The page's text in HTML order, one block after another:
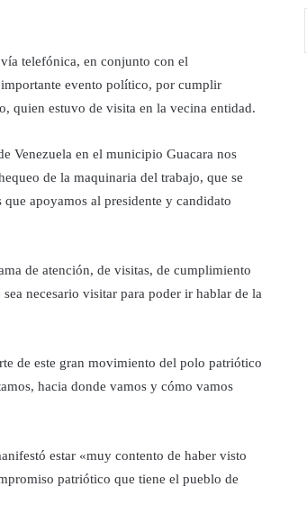
telefónica, en conjunto con el
evento político, por cumplir
quien estuvo de visita en la vecina entidad.
Venezuela en el municipio Guacara nos
de la maquinaria del trabajo, que se
apoyamos al presidente y candidato
de atención, de visitas, de cumplimiento
necesario visitar para poder ir hablar de la
de este gran movimiento del polo patriótico
hacia donde vamos y cómo vamos
estar «muy contento de haber visto
patriótico que tiene el pueblo de